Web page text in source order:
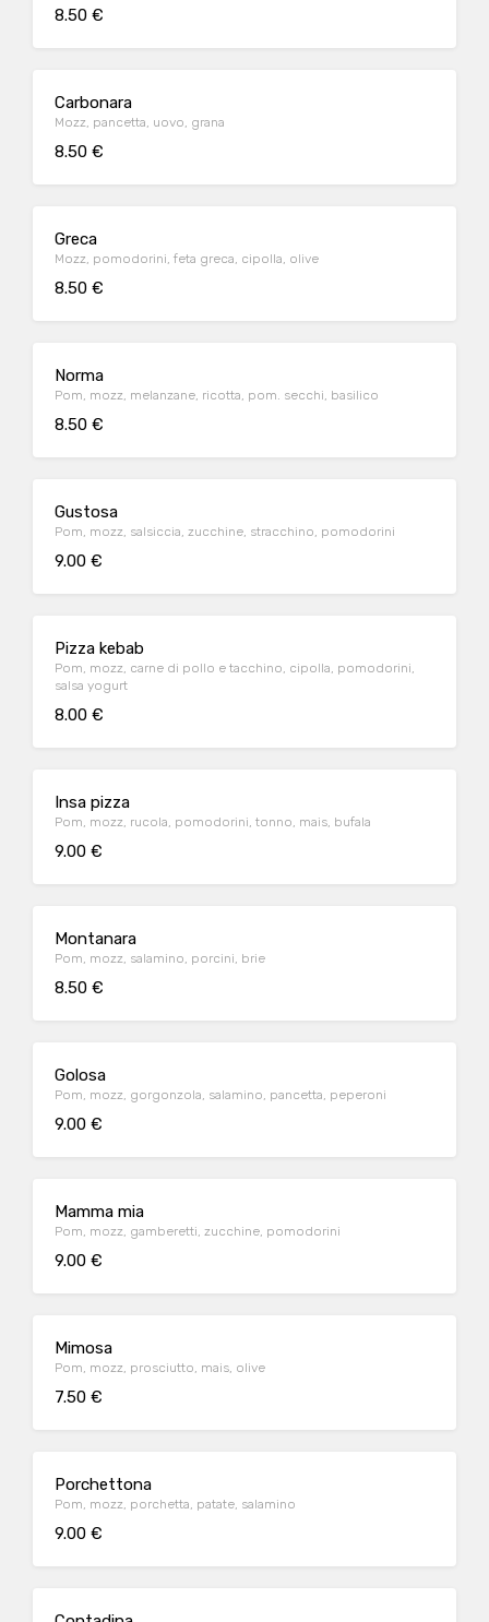
8.50 €
Carbonara
Mozz, pancetta, uovo, grana
8.50 €
Greca
Mozz, pomodorini, feta greca, cipolla, olive
8.50 €
Norma
Pom, mozz, melanzane, ricotta, pom. secchi, basilico
8.50 €
Gustosa
Pom, mozz, salsiccia, zucchine, stracchino, pomodorini
9.00 €
Pizza kebab
Pom, mozz, carne di pollo e tacchino, cipolla, pomodorini,
salsa yogurt
8.00 €
Insa pizza
Pom, mozz, rucola, pomodorini, tonno, mais, bufala
9.00 €
Montanara
Pom, mozz, salamino, porcini, brie
8.50 €
Golosa
Pom, mozz, gorgonzola, salamino, pancetta, peperoni
9.00 €
Mamma mia
Pom, mozz, gamberetti, zucchine, pomodorini
9.00 €
Mimosa
Pom, mozz, prosciutto, mais, olive
7.50 €
Porchettona
Pom, mozz, porchetta, patate, salamino
9.00 €